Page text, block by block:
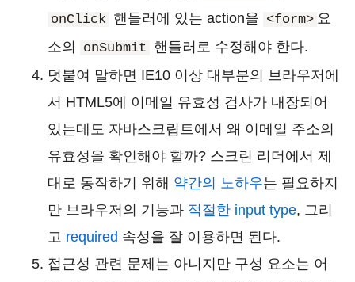
onClick 핸들러에 있는 action을 <form> 요
소의
onSubmit 핸들러로 수정해야 한다.
덧붙여 말하면 IE10 이상 대부분의 브라우저에
서 HTML5에 이메일 유효성 검사가 내장되어
있는데도 자바스크립트에서 왜 이메일 주소의
유효성을 확인해야 할까? 스크린 리더에서 제
대로 동작하기 위해 약간의 노하우는 필요하지
만 브라우저의 기능과 적절한 input type, 그리
고 required 속성을 잘 이용하면 된다.
접근성 관련 문제는 아니지만 구성 요소는 어